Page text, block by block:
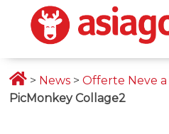
> News >Offerte Neve a
PicMonkey Collage2